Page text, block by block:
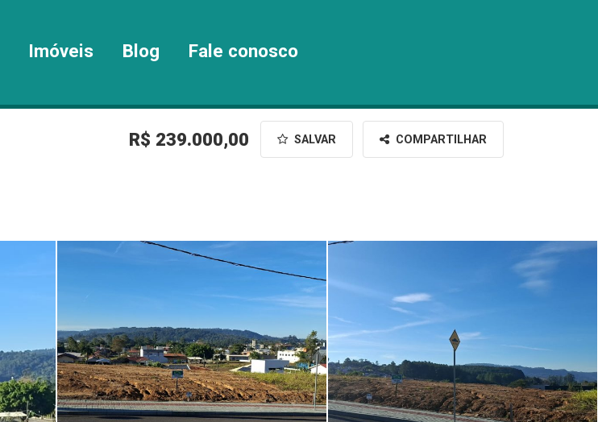
Imóveis Blog Fale conosco
SALVAR COMPARTILHAR
R$ 239.000,00